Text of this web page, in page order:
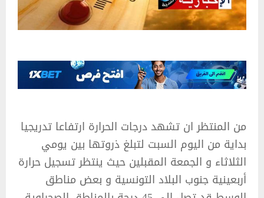
من المنتظر ان تشهد درجات الحرارة ارتفاعا تدريجيا
بداية من اليوم السبت لتبلغ ذروتها بين يومي
الثلاثاء و الجمعة المقبلين حيث ينتظر تسجيل حرارة
أربعينية جنوب البلاد التونسية و بعض مناطق